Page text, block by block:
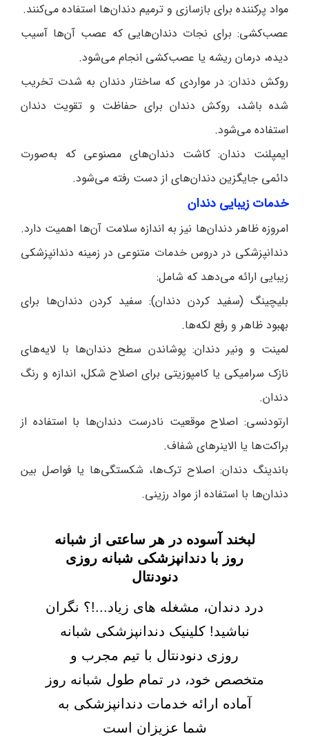
مواد پرکننده برای بازسازی و ترمیم دندان‌ها استفاده می‌کنند.
عصب‌کشی: برای نجات دندان‌هایی که عصب آن‌ها آسیب
دیده، درمان ریشه یا عصب‌کشی انجام می‌شود.
روکش دندان: در مواردی که ساختار دندان به شدت تخریب
شده باشد، روکش دندان برای حفاظت و تقویت دندان
استفاده می‌شود.
ایمپلنت دندان: کاشت دندان‌های مصنوعی که به‌صورت
دائمی جایگزین دندان‌های از دست رفته می‌شود.
خدمات زیبایی دندان
امروزه ظاهر دندان‌ها نیز به اندازه سلامت آن‌ها اهمیت دارد.
دندانپزشکی در دروس خدمات متنوعی در زمینه دندانپزشکی
زیبایی ارائه می‌دهد که شامل:
بلیچینگ (سفید کردن دندان): سفید کردن دندان‌ها برای
بهبود ظاهر و رفع لکه‌ها.
لمینت و ونیر دندان: پوشاندن سطح دندان‌ها با لایه‌های
نازک سرامیکی یا کامپوزیتی برای اصلاح شکل، اندازه و رنگ
دندان.
ارتودنسی: اصلاح موقعیت نادرست دندان‌ها با استفاده از
براکت‌ها یا الاینرهای شفاف.
باندینگ دندان: اصلاح ترک‌ها، شکستگی‌ها یا فواصل بین
دندان‌ها با استفاده از مواد رزینی.
لبخند آسوده در هر ساعتی از شبانه
روز با دندانپزشکی شبانه روزی
دنودنتال
درد دندان، مشغله های زیاد...!؟ نگران
نباشید! کلینیک دندانپزشکی شبانه
روزی دنودنتال با تیم مجرب و
متخصص خود، در تمام طول شبانه روز
آماده ارائه خدمات دندانپزشکی به
شما عزیزان است